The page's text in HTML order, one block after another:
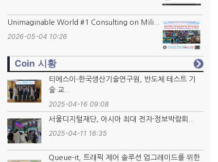
Unimaginable World #1 Consulting on Mili...
2026-05-04 10:26
Coin 시황
티에스이-한국생산기술연구원, 반도체 테스트 기
술 교...
2025-04-16 09:08
서울디지털재단, 아시아 최대 전자·정보박람회...
2025-04-11 16:35
Queue-it, 트래픽 제어 솔루션 업그레이드를 위한